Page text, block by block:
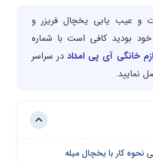
و عیب یابی یخچال فریزر و
بودید کافی است با شماره
خانگی آی پی امداددر سراسر
نمایید.
نحوه کار با یخچال میله